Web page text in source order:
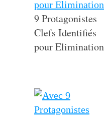
9 Protagonistes
Clefs Identifiés
pour Elimination